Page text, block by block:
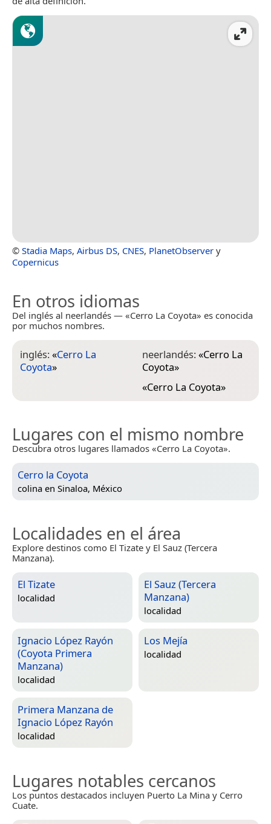
© Stadia Maps, Airbus DS, CNES, PlanetObserver y
Copernicus
En otros idiomas
Del inglés al neerlandés — «Cerro La Coyota» es conocida
por muchos nombres.
inglés:«Cerro La
Coyota»
neerlandés:«Cerro La
Coyota»
«Cerro La Coyota»
Lugares con el mismo nombre
Descubra otros lugares llamados «Cerro La Coyota».
Cerro la Coyota
colina en Sinaloa, México
Localidades en el área
Explore destinos como El Tizate y El Sauz (Tercera
Manzana).
El Tizate
localidad
El Sauz (Tercera
Manzana)
localidad
Ignacio López Rayón
(Coyota Primera
Manzana)
localidad
Los Mejía
localidad
Primera Manzana de
Ignacio López Rayón
localidad
Lugares notables cercanos
Los puntos destacados incluyen Puerto La Mina y Cerro
Cuate.